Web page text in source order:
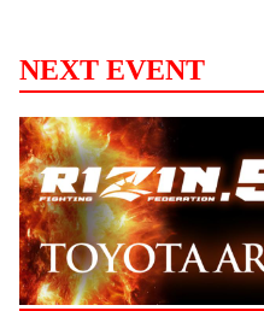
RIZIN.1公式
RIZIN
2015 DVD
売！会場で
イン用ジャ
NEXT EVENT